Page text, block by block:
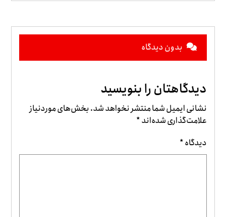
بدون دیدگاه
دیدگاهتان را بنویسید
نشانی ایمیل شما منتشر نخواهد شد.بخش‌های موردنیاز
علامت‌گذاری شده‌اند*
دیدگاه*